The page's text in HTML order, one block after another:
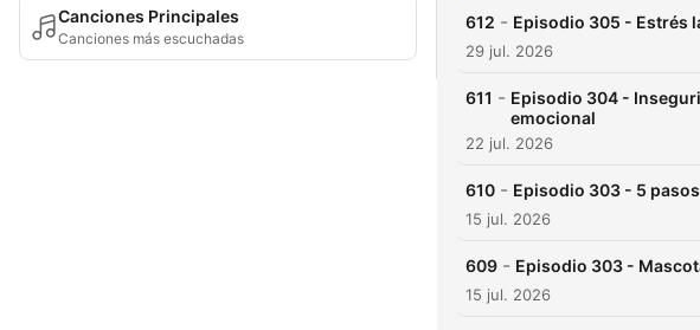
Canciones Principales
Canciones más escuchadas
612 - Episodio 305 - Estrés
29 jul. 2026
611 - Episodio 304 -
emocional
22 jul. 2026
610 - Episodio 303 - 5
15 jul. 2026
609 - Episodio 303 -
15 jul. 2026